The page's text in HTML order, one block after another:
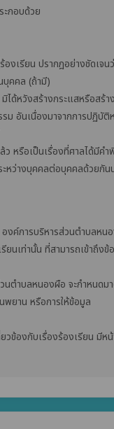
ะกอบด้วย
เรียน ปรากฎอย่างชัดเจน
คคล (ถ้ามี)
ได้หวังสร้างกระแสหรือสร้
รม อันเนื่องมาจากการปฏิ
หรือเป็นเรื่องที่ศาลได้มีค
ว่างบุคคลต่อบุคคลด้วยกั
ค์การบริหารส่วนตำบลหน
ยนเท่านั้น ที่สามารถเข้าถึง
ำบลหนองผือ จะกำหนดม
พยาน หรือการให้ข้อมูล
องกับเรื่องร้องเรียน มีห